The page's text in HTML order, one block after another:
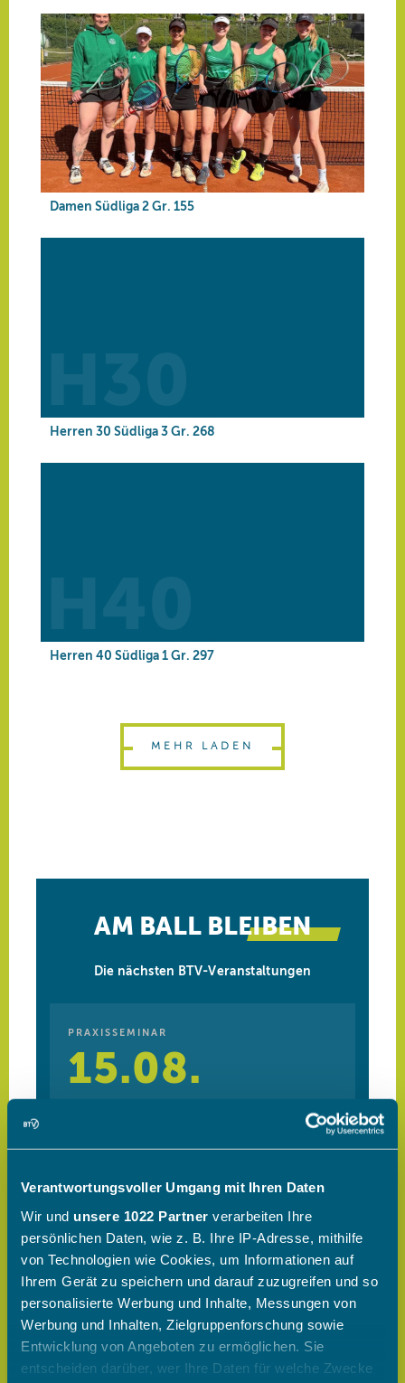
Verantwortungsvoller Umgang mit Ihren Daten
Wir und unsere 1022 Partner verarbeiten Ihre
persönlichen Daten, wie z. B. Ihre IP-Adresse, mithilfe
von Technologien wie Cookies, um Informationen auf
Ihrem Gerät zu speichern und darauf zuzugreifen und so
personalisierte Werbung und Inhalte, Messungen von
Werbung und Inhalten, Zielgruppenforschung sowie
Entwicklung von Angeboten zu ermöglichen. Sie
entscheiden darüber, wer Ihre Daten für welche Zwecke